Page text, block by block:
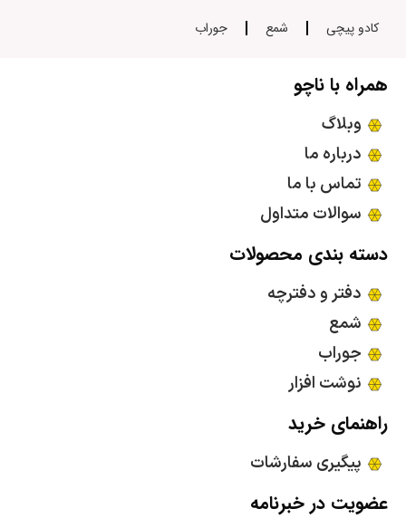
کادو پیچی شمع جوراب
همراه با ناچو
وبلاگ
درباره ما
تماس با ما
سوالات متداول
دسته بندی محصولات
دفتر و دفترچه
شمع
جوراب
نوشت افزار
راهنمای خرید
پیگیری سفارشات
عضویت در خبرنامه